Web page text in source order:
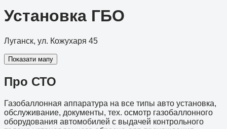
Установка ГБО
Луганск, ул. Кожухаря 45
Показати мапу
Про СТО
Газобаллонная аппаратура на все типы авто установка,
обслуживание, документы, тех. осмотр газобаллонного
оборудования автомобилей с выдачей контрольного